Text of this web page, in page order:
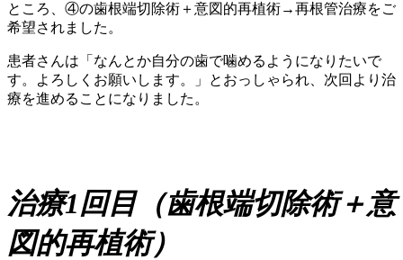
ところ、④の歯根端切除術＋意図的再植術→再根管治療をご
希望されました。
患者さんは「なんとか自分の歯で噛めるようになりたいで
す。よろしくお願いします。」とおっしゃられ、次回より治
療を進めることになりました。
治療1回目（歯根端切除術＋意
図的再植術）